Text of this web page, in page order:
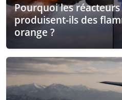
Pourquoi les réacteurs
produisent-ils des
orange ?